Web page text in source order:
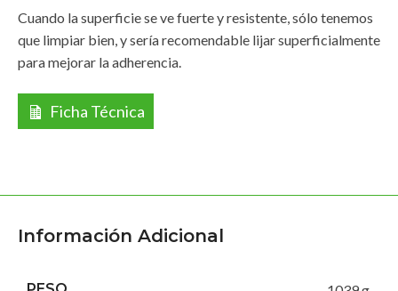
Cuando la superficie se ve fuerte y resistente, sólo tenemos
que limpiar bien, y sería recomendable lijar superficialmente
para mejorar la adherencia.
Ficha Técnica
Información Adicional